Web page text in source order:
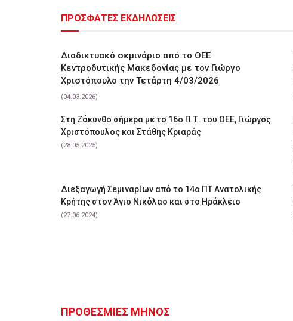
ΠΡΟΣΦΑΤΕΣ ΕΚΔΗΛΩΣΕΙΣ
Διαδικτυακό σεμινάριο από το ΟΕΕ
Κεντροδυτικής Μακεδονίας με τον Γιώργο
Χριστόπουλο την Τετάρτη 4/03/2026
(04.03.2026)
Στη Ζάκυνθο σήμερα με το 16ο Π.Τ. του ΟΕΕ, Γιώργος
Χριστόπουλος και Στάθης Κριαράς
(28.05.2025)
Διεξαγωγή Σεμιναρίων από το 14ο ΠΤ Ανατολικής
Κρήτης στον Άγιο Νικόλαο και στο Ηράκλειο
(27.06.2024)
ΠΡΟΘΕΣΜΙΕΣ ΜΗΝΟΣ